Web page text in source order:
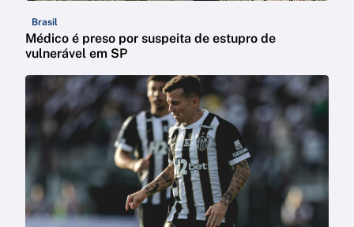
Brasil
Médico é preso por suspeita de estupro de
vulnerável em SP